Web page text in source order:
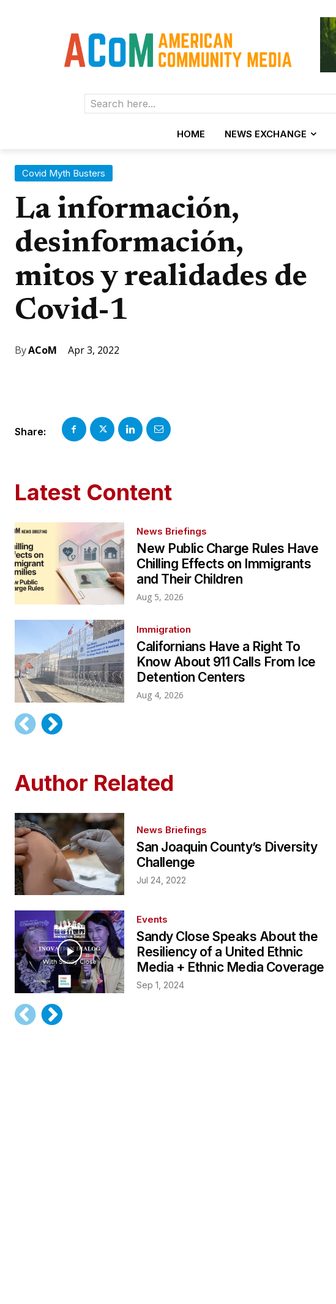
Search here...
HOME NEWS EXCHANGE
Covid Myth Busters
La información,
desinformación,
mitos y realidades de
Covid-1
ByACoM Apr 3, 2022
Share:
Latest Content
News Briefings
New Public Charge Rules Have
Chilling Effects on Immigrants
and Their Children
Aug 5, 2026
Immigration
Californians Have a Right To
Know About 911 Calls From Ice
Detention Centers
Aug 4, 2026
Author Related
News Briefings
San Joaquin County’s Diversity
Challenge
Jul 24, 2022
Events
Sandy Close Speaks About the
Resiliency of a United Ethnic
Media + Ethnic Media Coverage
Sep 1, 2024